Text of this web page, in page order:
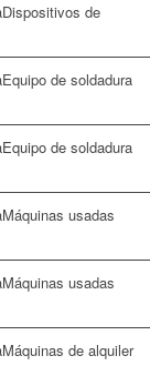
Dispositivos de
Equipo de soldadura
Equipo de soldadura
Máquinas usadas
Máquinas usadas
Máquinas de alquiler